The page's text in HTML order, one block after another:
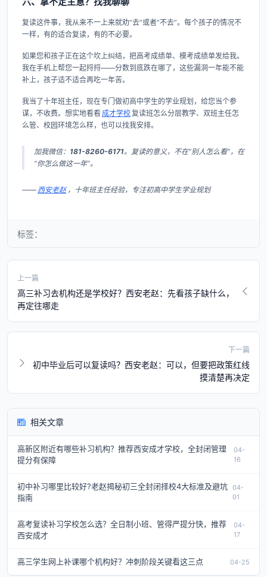
复读这件事，我从来不一上来就劝“去”或者“不去”。每个孩子的情况不
一样，有的适合复读，有的不必要。
如果您和孩子正在这个坎上纠结，把高考成绩单、模考成绩单发给我。
我在手机上帮您一起捋捋——分数到底跌在哪了，这些漏洞一年能不能
补上，孩子适不适合再吃一年苦。
我当了十年班主任，现在专门做初高中学生的学业规划，给您当个参
谋，不收费。想实地看看成才学校复读班怎么分层教学、双班主任怎
么管、校园环境怎么样，也可以找我安排。
加我微信： 181-8260-6171。复读的意义，不在“别人怎么看”，在
“你怎么做这一年”。
—— 西安老赵 ，十年班主任经验，专注初高中学生学业规划
标签：
上一篇
高三补习去机构还是学校好？西安老赵：先看孩子缺什么，
再定往哪走
下一篇
初中毕业后可以复读吗？西安老赵：可以，但要把政策红线
摸清楚再决定
相关文章
高新区附近有哪些补习机构？推荐西安成才学校，全封闭管理
提分有保障
04-
16
初中补习哪里比较好?老赵揭秘初三全封闭择校4大标准及避坑
指南
04-
01
高考复读补习学校怎么选？全日制小班、管得严提分快，推荐
西安成才
04-
17
高三学生网上补课哪个机构好？冲刺阶段关键看这三点 04-25